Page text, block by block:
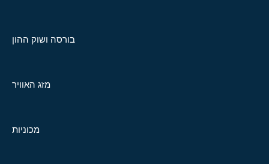
בורסה ושוק ההון
מזג האוויר
מכוניות